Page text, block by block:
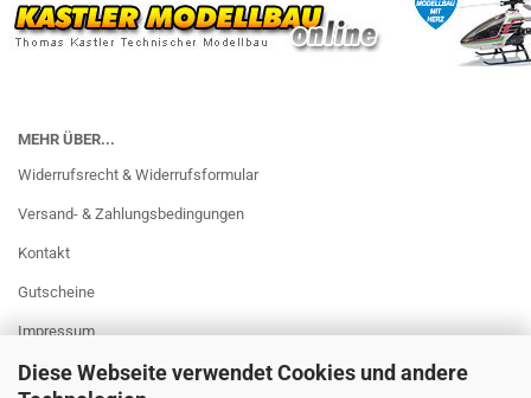
Diese Webseite verwendet Cookies und andere
MEHR ÜBER...
Widerrufsrecht & Widerrufsformular
Versand- & Zahlungsbedingungen
Kontakt
Gutscheine
Impressum
AGB